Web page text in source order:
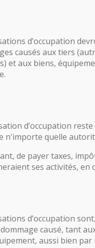
d’occupation
causés aux tiers
et aux biens,
d’occupation
n'importe quelle
de payer taxes,
ses activités, en
d’occupation
causé, tant
aussi bien